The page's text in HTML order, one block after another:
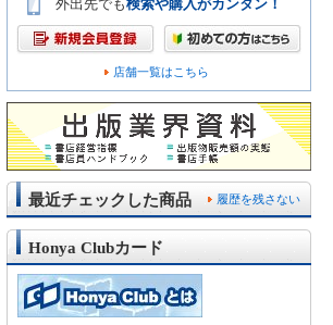
外出先でも検索や購入がカンタン！
店舗一覧はこちら
履歴を残さない
最近チェックした商品
Honya Clubカード